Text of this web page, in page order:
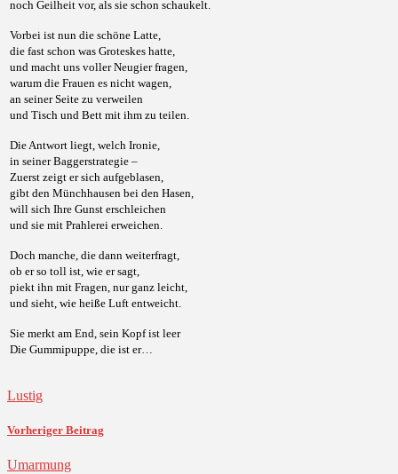
noch Geilheit vor, als sie schon schaukelt.
Vorbei ist nun die schöne Latte,
die fast schon was Groteskes hatte,
und macht uns voller Neugier fragen,
warum die Frauen es nicht wagen,
an seiner Seite zu verweilen
und Tisch und Bett mit ihm zu teilen.
Die Antwort liegt, welch Ironie,
in seiner Baggerstrategie –
Zuerst zeigt er sich aufgeblasen,
gibt den Münchhausen bei den Hasen,
will sich Ihre Gunst erschleichen
und sie mit Prahlerei erweichen.
Doch manche, die dann weiterfragt,
ob er so toll ist, wie er sagt,
piekt ihn mit Fragen, nur ganz leicht,
und sieht, wie heiße Luft entweicht.
Sie merkt am End, sein Kopf ist leer
Die Gummipuppe, die ist er…
Lustig
Vorheriger Beitrag
Umarmung